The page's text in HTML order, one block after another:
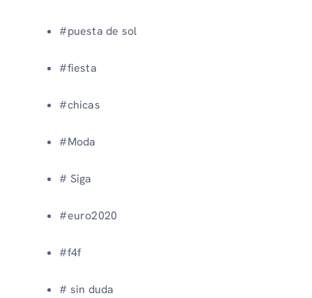
#puesta de sol
#fiesta
#chicas
#Moda
# Siga
#euro2020
#f4f
# sin duda